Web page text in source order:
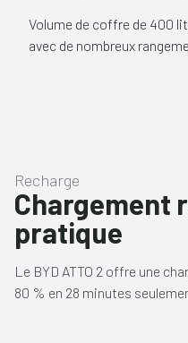
Volume de coffre de 400
avec de nombreux
Recharge
Chargement
pratique
Le BYD ATTO 2 offre une
80 % en 28 minutes